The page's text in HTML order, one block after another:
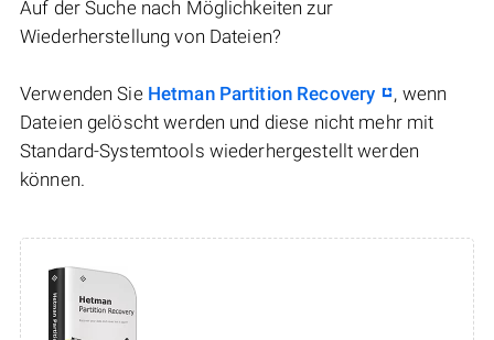
Auf der Suche nach Möglichkeiten zur
Wiederherstellung von Dateien?
Verwenden Sie Hetman Partition Recovery
, wenn
Dateien gelöscht werden und diese nicht mehr mit
Standard-Systemtools wiederhergestellt werden
können.